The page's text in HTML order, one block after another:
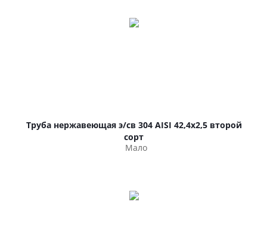
Труба нержавеющая э/св 304 AISI 42,4х2,5 второй
сорт
Мало